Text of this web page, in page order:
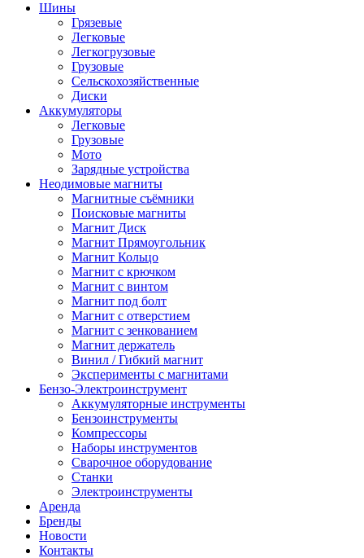
Шины
Грязевые
Легковые
Легкогрузовые
Грузовые
Сельскохозяйственные
Диски
Аккумуляторы
Легковые
Грузовые
Мото
Зарядные устройства
Неодимовые магниты
Магнитные съёмники
Поисковые магниты
Магнит Диск
Магнит Пря­мо­уголь­ник
Магнит Кольцо
Магнит с крючком
Магнит с винтом
Магнит под болт
Магнит с отверстием
Магнит с зенкованием
Магнит держатель
Винил / Гибкий магнит
Эксперименты с магнитами
Бензо-Электроинструмент
Аккумуляторные инструменты
Бензоинструменты
Компрессоры
Наборы инструментов
Сварочное оборудование
Станки
Электроинструменты
Аренда
Бренды
Новости
Контакты